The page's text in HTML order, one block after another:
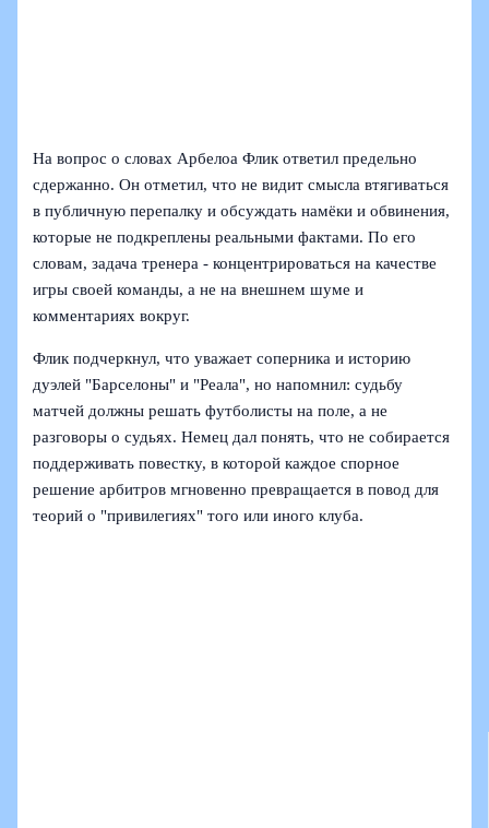
На вопрос о словах Арбелоа Флик ответил предельно
сдержанно. Он отметил, что не видит смысла втягиваться
в публичную перепалку и обсуждать намёки и обвинения,
которые не подкреплены реальными фактами. По его
словам, задача тренера - концентрироваться на качестве
игры своей команды, а не на внешнем шуме и
комментариях вокруг.
Флик подчеркнул, что уважает соперника и историю
дуэлей "Барселоны" и "Реала", но напомнил: судьбу
матчей должны решать футболисты на поле, а не
разговоры о судьях. Немец дал понять, что не собирается
поддерживать повестку, в которой каждое спорное
решение арбитров мгновенно превращается в повод для
теорий о "привилегиях" того или иного клуба.